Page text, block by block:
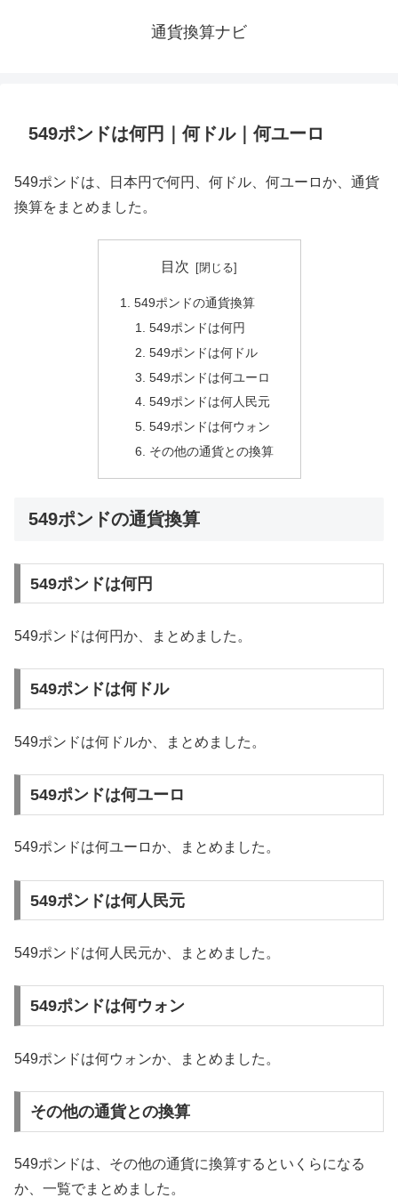
通貨換算ナビ
549ポンドは何円｜何ドル｜何ユーロ
549ポンドは、日本円で何円、何ドル、何ユーロか、通貨
換算をまとめました。
目次
549ポンドの通貨換算
549ポンドは何円
549ポンドは何ドル
549ポンドは何ユーロ
549ポンドは何人民元
549ポンドは何ウォン
その他の通貨との換算
549ポンドの通貨換算
549ポンドは何円
549ポンドは何円か、まとめました。
549ポンドは何ドル
549ポンドは何ドルか、まとめました。
549ポンドは何ユーロ
549ポンドは何ユーロか、まとめました。
549ポンドは何人民元
549ポンドは何人民元か、まとめました。
549ポンドは何ウォン
549ポンドは何ウォンか、まとめました。
その他の通貨との換算
549ポンドは、その他の通貨に換算するといくらになる
か、一覧でまとめました。